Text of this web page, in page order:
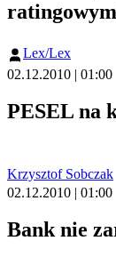
Lex/Lex
02.12.2010 | 01:00
PESEL na
Krzysztof Sobczak
02.12.2010 | 01:00
Bank nie